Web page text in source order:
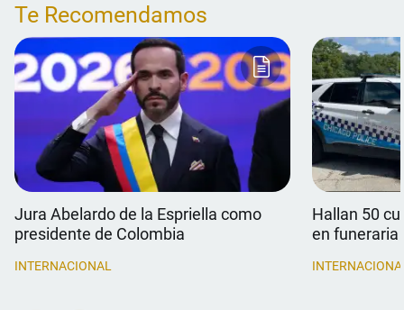
Te Recomendamos
Jura Abelardo de la Espriella como
presidente de Colombia
INTERNACIONAL
Hallan 50
en funeraria